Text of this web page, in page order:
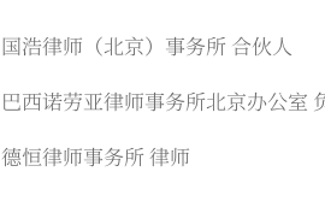
国浩律师（北京）事务所 合伙人
巴西诺劳亚律师事务所北京办公室
德恒律师事务所 律师